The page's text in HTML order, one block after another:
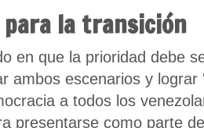
para la transición
en que la prioridad debe
ambos escenarios y
a todos los
presentarse como parte